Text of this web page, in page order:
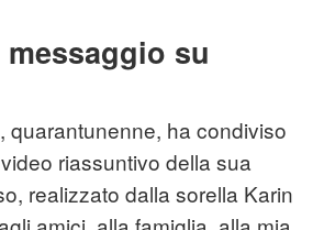
su
quarantunenne, ha condiviso
riassuntivo della sua
realizzato dalla sorella Karin